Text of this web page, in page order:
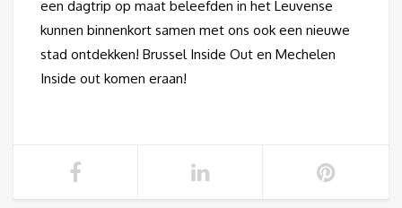
een dagtrip op maat beleefden in het Leuvense
kunnen binnenkort samen met ons ook een nieuwe
stad ontdekken! Brussel Inside Out en Mechelen
Inside out komen eraan!